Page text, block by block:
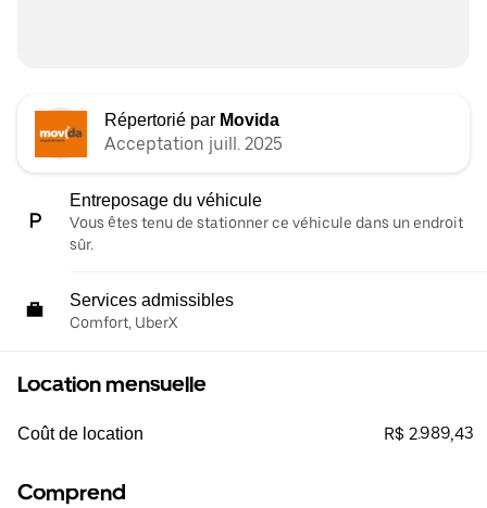
Répertorié par Movida
Acceptation juill. 2025
Entreposage du véhicule
Vous êtes tenu de stationner ce véhicule dans un endroit
sûr.
Services admissibles
Comfort, UberX
Location mensuelle
Coût de location R$ 2.989,43
Comprend